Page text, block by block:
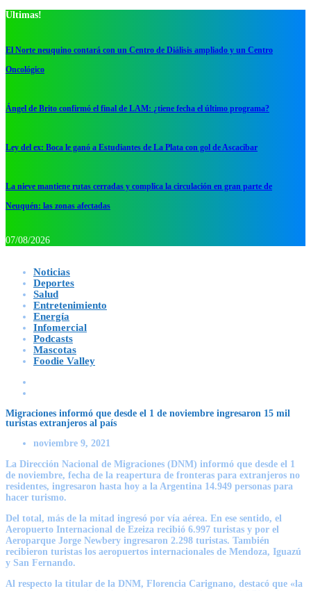
Ultimas!
El Norte neuquino contará con un Centro de Diálisis ampliado y un Centro
Oncológico
Ángel de Brito confirmó el final de LAM: ¿tiene fecha el último programa?
Ley del ex: Boca le ganó a Estudiantes de La Plata con gol de Ascacibar
La nieve mantiene rutas cerradas y complica la circulación en gran parte de
Neuquén: las zonas afectadas
07/08/2026
Noticias
Deportes
Salud
Entretenimiento
Energía
Infomercial
Podcasts
Mascotas
Foodie Valley
Migraciones informó que desde el 1 de noviembre ingresaron 15 mil
turistas extranjeros al país
noviembre 9, 2021
La Dirección Nacional de Migraciones (DNM) informó que desde el 1
de noviembre, fecha de la reapertura de fronteras para extranjeros no
residentes, ingresaron hasta hoy a la Argentina 14.949 personas para
hacer turismo.
Del total, más de la mitad ingresó por vía aérea. En ese sentido, el
Aeropuerto Internacional de Ezeiza recibió 6.997 turistas y por el
Aeroparque Jorge Newbery ingresaron 2.298 turistas. También
recibieron turistas los aeropuertos internacionales de Mendoza, Iguazú
y San Fernando.
Al respecto la titular de la DNM, Florencia Carignano, destacó que «la